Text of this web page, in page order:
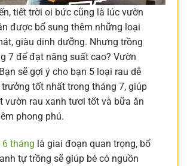
tiết trời oi bức cũng là lúc vườn
được bổ sung thêm những loại
giàu dinh dưỡng. Nhưng trồng
7 để đạt năng suất cao? Vườn
sẽ gợi ý cho bạn 5 loại rau dễ
tốt nhất trong tháng 7, giúp
vườn rau xanh tươi tốt và bữa ăn
phong phú.
6 tháng là giai đoạn quan trọng, bổ
tự trồng sẽ giúp bé có nguồn